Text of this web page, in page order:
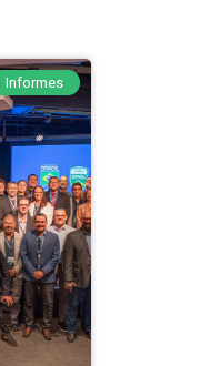
Informes